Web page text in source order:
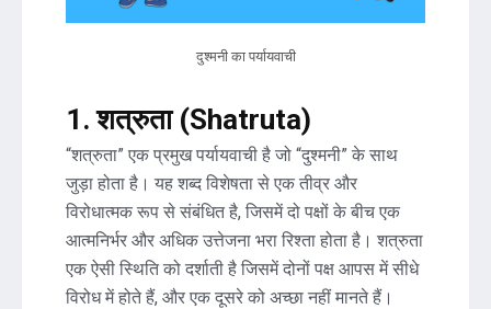
दुश्मनी का पर्यायवाची
1. शत्रुता (Shatruta)
“शत्रुता” एक प्रमुख पर्यायवाची है जो “दुश्मनी” के साथ
जुड़ा होता है। यह शब्द विशेषता से एक तीव्र और
विरोधात्मक रूप से संबंधित है, जिसमें दो पक्षों के बीच एक
आत्मनिर्भर और अधिक उत्तेजना भरा रिश्ता होता है। शत्रुता
एक ऐसी स्थिति को दर्शाती है जिसमें दोनों पक्ष आपस में सीधे
विरोध में होते हैं, और एक दूसरे को अच्छा नहीं मानते हैं।